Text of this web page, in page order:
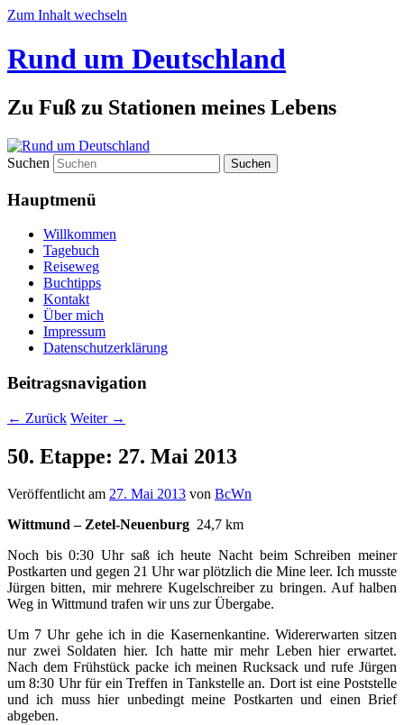
Zum Inhalt wechseln
Rund um Deutschland
Zu Fuß zu Stationen meines Lebens
Suchen
Hauptmenü
Willkommen
Tagebuch
Reiseweg
Buchtipps
Kontakt
Über mich
Impressum
Datenschutzerklärung
Beitragsnavigation
← Zurück Weiter →
50. Etappe: 27. Mai 2013
Veröffentlicht am 27. Mai 2013 von BcWn
Wittmund – Zetel-Neuenburg 24,7 km
Noch bis 0:30 Uhr saß ich heute Nacht beim Schreiben meiner
Postkarten und gegen 21 Uhr war plötzlich die Mine leer. Ich musste
Jürgen bitten, mir mehrere Kugelschreiber zu bringen. Auf halben
Weg in Wittmund trafen wir uns zur Übergabe.
Um 7 Uhr gehe ich in die Kasernenkantine. Widererwarten sitzen
nur zwei Soldaten hier. Ich hatte mir mehr Leben hier erwartet.
Nach dem Frühstück packe ich meinen Rucksack und rufe Jürgen
um 8:30 Uhr für ein Treffen in Tankstelle an. Dort ist eine Poststelle
und ich muss hier unbedingt meine Postkarten und einen Brief
abgeben.